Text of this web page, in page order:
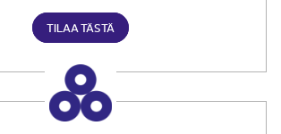
TILAA TÄSTÄ